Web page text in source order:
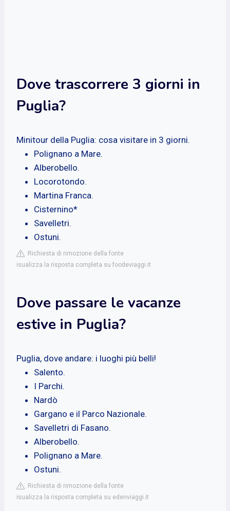
Dove trascorrere 3 giorni in
Puglia?
Minitour della Puglia: cosa visitare in 3 giorni.
Polignano a Mare.
Alberobello.
Locorotondo.
Martina Franca.
Cisternino*
Savelletri.
Ostuni.
Richiesta di rimozione della fonte
isualizza la risposta completa su foodeviaggi.it
Dove passare le vacanze
estive in Puglia?
Puglia, dove andare: i luoghi più belli!
Salento.
I Parchi.
Nardò
Gargano e il Parco Nazionale.
Savelletri di Fasano.
Alberobello.
Polignano a Mare.
Ostuni.
Richiesta di rimozione della fonte
isualizza la risposta completa su edenviaggi.it